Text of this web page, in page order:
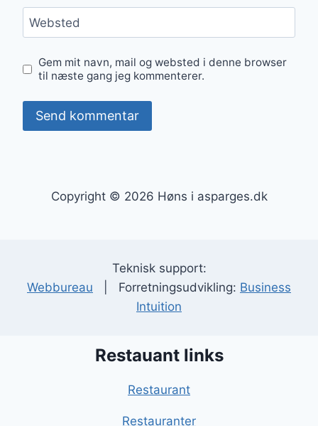
Websted
Gem mit navn, mail og websted i denne browser
til næste gang jeg kommenterer.
Copyright © 2026 Høns i asparges.dk
Teknisk support:
Webbureau | Forretningsudvikling: Business
Intuition
Restauant links
Restaurant
Restauranter